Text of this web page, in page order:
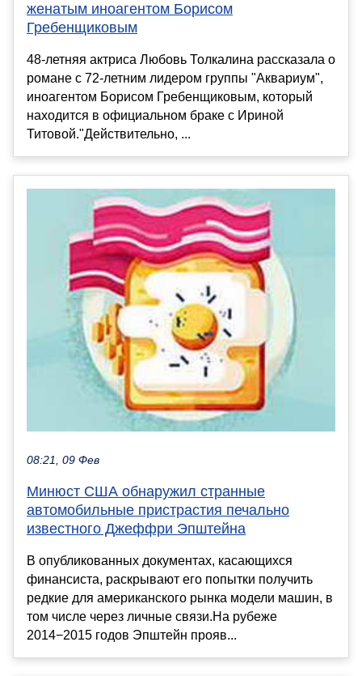
женатым иноагентом Борисом
Гребенщиковым
48-летняя актриса Любовь Толкалина рассказала о
романе с 72-летним лидером группы "Аквариум",
иноагентом Борисом Гребенщиковым, который
находится в официальном браке с Ириной
Титовой."Действительно, ...
08:21, 09 Фев
Минюст США обнаружил странные
автомобильные пристрастия печально
известного Джеффри Эпштейна
В опубликованных документах, касающихся
финансиста, раскрывают его попытки получить
редкие для американского рынка модели машин, в
том числе через личные связи.На рубеже
2014−2015 годов Эпштейн прояв...